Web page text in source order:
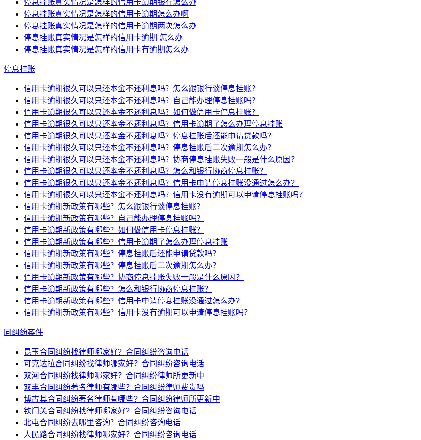
停息挂账真实情况是怎样的信用卡逾期银行怎么办
停息挂账真实情况是怎样的信用卡逾期怎么办啊
停息挂账真实情况是怎样的信用卡逾期两次怎么办
停息挂账真实情况是怎样的信用卡逾期 怎么办
停息挂账真实情况是怎样的信用卡有逾期怎么办
停息挂账
信用卡逾期很久可以只还本金不还利息吗？怎么跟银行谈停息挂账？
信用卡逾期很久可以只还本金不还利息吗？自己能办理停息挂账吗？
信用卡逾期很久可以只还本金不还利息吗？如何做信用卡停息挂账？
信用卡逾期很久可以只还本金不还利息吗？信用卡逾期了怎么办理停息挂账
信用卡逾期很久可以只还本金不还利息吗？停息挂账后还能申请贷款吗？
信用卡逾期很久可以只还本金不还利息吗？停息挂账后二次逾期怎么办？
信用卡逾期很久可以只还本金不还利息吗？协商停息挂账失败一般是什么原因？
信用卡逾期很久可以只还本金不还利息吗？怎么和银行协商停息挂账？
信用卡逾期很久可以只还本金不还利息吗？信用卡申请停息挂账没通过怎么办？
信用卡逾期很久可以只还本金不还利息吗？信用卡没有逾期可以申请停息挂账吗？
信用卡逾期新政策有哪些？怎么跟银行谈停息挂账？
信用卡逾期新政策有哪些？自己能办理停息挂账吗？
信用卡逾期新政策有哪些？如何做信用卡停息挂账？
信用卡逾期新政策有哪些？信用卡逾期了怎么办理停息挂账
信用卡逾期新政策有哪些？停息挂账后还能申请贷款吗？
信用卡逾期新政策有哪些？停息挂账后二次逾期怎么办？
信用卡逾期新政策有哪些？协商停息挂账失败一般是什么原因？
信用卡逾期新政策有哪些？怎么和银行协商停息挂账？
信用卡逾期新政策有哪些？信用卡申请停息挂账没通过怎么办？
信用卡逾期新政策有哪些？信用卡没有逾期可以申请停息挂账吗？
同纠纷案件
昆玉合同纠纷找律师哪家好？合同纠纷咨询电话
可克达拉合同纠纷找律师哪家好？合同纠纷咨询电话
双河合同纠纷找律师哪家好？合同纠纷律师所更新中
双丰合同纠纷著名律师有哪些？合同纠纷律师费贵吗
博古其合同纠纷著名律师有哪些？合同纠纷律师所更新中
铁门关合同纠纷找律师哪家好？合同纠纷咨询电话
北屯合同纠纷去哪里咨询？合同纠纷咨询电话
人民路合同纠纷找律师哪家好？合同纠纷咨询电话